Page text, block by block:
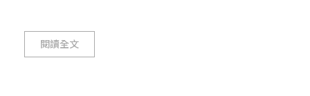
閱讀全文